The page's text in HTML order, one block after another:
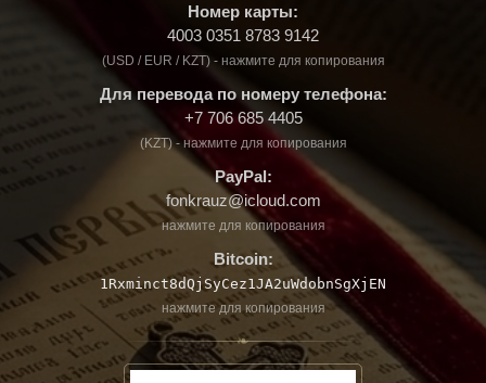
Номер карты:
4003 0351 8783 9142
(USD / EUR / KZT) - нажмите для копирования
Для перевода по номеру телефона:
+7 706 685 4405
(KZT) - нажмите для копирования
PayPal:
fonkrauz@icloud.com
нажмите для копирования
Bitcoin:
1Rxminct8dQjSyCez1JA2uWdobnSgXjEN
нажмите для копирования
❧